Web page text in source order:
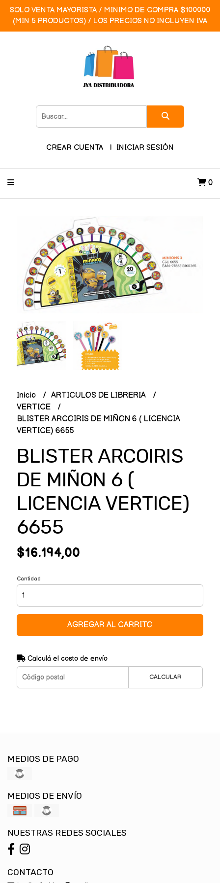
SOLO VENTA MAYORISTA / MINIMO DE COMPRA $100000
(MIN 5 PRODUCTOS) / LOS PRECIOS NO INCLUYEN IVA
CREAR CUENTA INICIAR SESIÓN
0
Inicio
ARTICULOS DE LIBRERIA
VERTICE
BLISTER ARCOIRIS DE MIÑON 6 ( LICENCIA
VERTICE) 6655
BLISTER ARCOIRIS
DE MIÑON 6 (
LICENCIA VERTICE)
6655
$16.194,00
Cantidad
AGREGAR AL CARRITO
Calculá el costo de envío
CALCULAR
MEDIOS DE PAGO
MEDIOS DE ENVÍO
NUESTRAS REDES SOCIALES
CONTACTO